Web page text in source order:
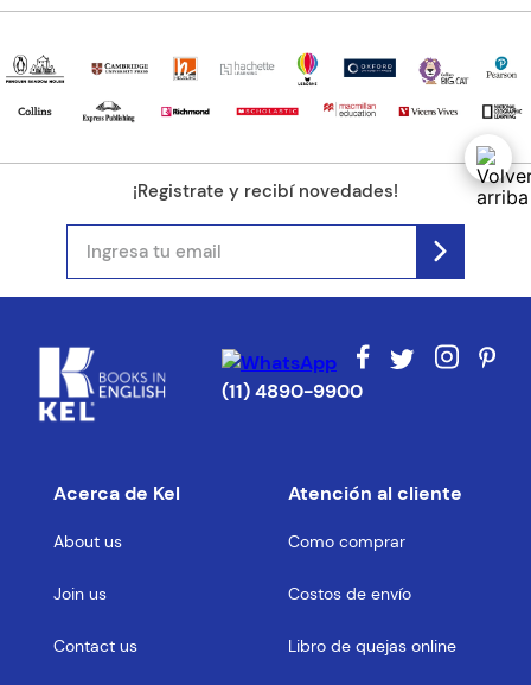
¡Registrate y recibí novedades!
(11) 4890-9900
Acerca de Kel
About us
Join us
Contact us
Atención al cliente
Como comprar
Costos de envío
Libro de quejas online